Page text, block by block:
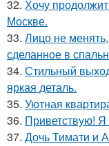
32. Хочу
Москве.
33. Лицо не
сделанное в
34. Стильный
яркая деталь.
35. Уютная
36. Приветствую! Я
37. Дочь Тимати и